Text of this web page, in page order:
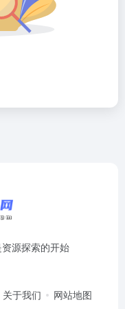
源探索的开始
关于我们 网站地图